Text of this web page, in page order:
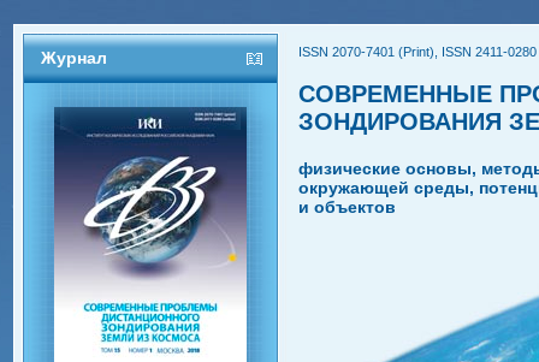
Журнал ISSN 2070-7401 (Print), ISSN 2411-
СОВРЕМЕННЫЕ
ЗОНДИРОВАНИЯ
физические основы,
окружающей среды,
и объектов